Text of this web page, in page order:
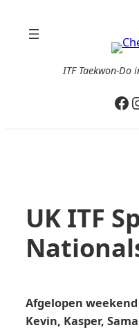
ITF Taekwon-Do
UK ITF
Afgelopen
Kevin, Kasper,